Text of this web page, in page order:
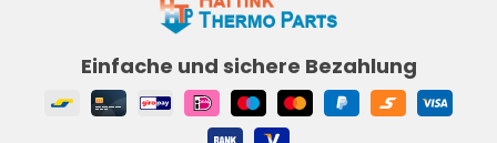
Einfache und sichere Bezahlung